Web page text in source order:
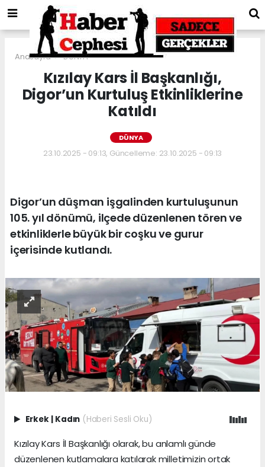
Anasayfa DÜNYA
Kızılay Kars İl Başkanlığı,
Digor’un Kurtuluş Etkinliklerine
Katıldı
DÜNYA
23.10.2025 - 09:13, Güncelleme: 23.10.2025 - 09:13
Digor’un düşman işgalinden kurtuluşunun
105. yıl dönümü, ilçede düzenlenen tören ve
etkinliklerle büyük bir coşku ve gurur
içerisinde kutlandı.
Erkek | Kadın (Haberi Sesli Oku)
Kızılay Kars İl Başkanlığı olarak, bu anlamlı günde
düzenlenen kutlamalara katılarak milletimizin ortak